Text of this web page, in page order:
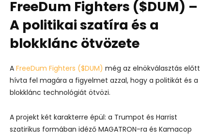
FreeDum Fighters ($DUM) –
A politikai szatíra és a
blokklánc ötvözete
A FreeDum Fighters ($DUM) még az elnökválasztás előtt
hívta fel magára a figyelmet azzal, hogy a politikát és a
blokklánc technológiát ötvözi.
A projekt két karakterre épül: a Trumpot és Harrist
szatirikus formában idéző MAGATRON-ra és Kamacop